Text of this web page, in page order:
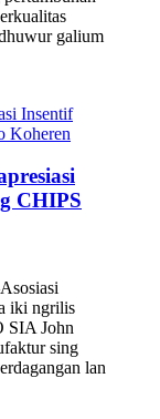
galium
CHIPS
iki ngrilis
SIA John
sing
lan